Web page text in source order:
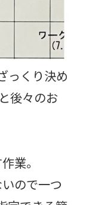
っくり決め
後々のお
業。
ので一つ